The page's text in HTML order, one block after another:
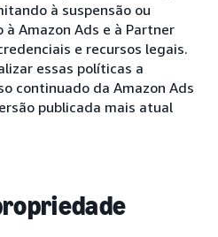
à suspensão ou
Amazon Ads e à Partner
e recursos legais.
essas políticas a
continuado da Amazon Ads
publicada mais atual